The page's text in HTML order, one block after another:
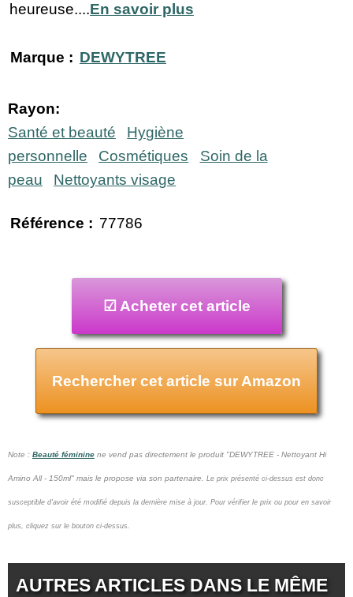
heureuse....En savoir plus
Marque : DEWYTREE
Rayon:
Santé et beauté
Hygiène
personnelle
Cosmétiques
Soin de la
peau
Nettoyants visage
Référence : 77786
☑ Acheter cet article
Rechercher cet article sur Amazon
Note : Beauté féminine ne vend pas directement le produit "DEWYTREE - Nettoyant Hi
Amino All - 150ml" mais le propose via son partenaire. Le prix présenté ci-dessus est donc
susceptible d'avoir été modifié depuis la dernière mise à jour. Pour vérifier le prix ou pour en savoir
plus, cliquez sur le bouton ci-dessus.
AUTRES ARTICLES DANS LE MÊME